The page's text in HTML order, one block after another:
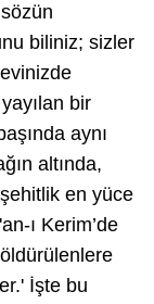
biliniz; sizler
bir
aynı
altında,
en yüce
ı Kerim’de
İşte bu